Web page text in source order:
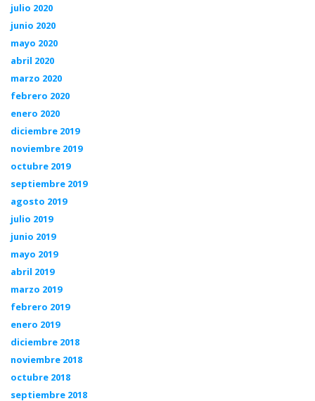
julio 2020
junio 2020
mayo 2020
abril 2020
marzo 2020
febrero 2020
enero 2020
diciembre 2019
noviembre 2019
octubre 2019
septiembre 2019
agosto 2019
julio 2019
junio 2019
mayo 2019
abril 2019
marzo 2019
febrero 2019
enero 2019
diciembre 2018
noviembre 2018
octubre 2018
septiembre 2018